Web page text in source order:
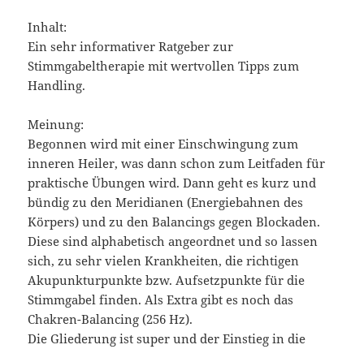
Inhalt:
Ein sehr informativer Ratgeber zur
Stimmgabeltherapie mit wertvollen Tipps zum
Handling.
Meinung:
Begonnen wird mit einer Einschwingung zum
inneren Heiler, was dann schon zum Leitfaden für
praktische Übungen wird. Dann geht es kurz und
bündig zu den Meridianen (Energiebahnen des
Körpers) und zu den Balancings gegen Blockaden.
Diese sind alphabetisch angeordnet und so lassen
sich, zu sehr vielen Krankheiten, die richtigen
Akupunkturpunkte bzw. Aufsetzpunkte für die
Stimmgabel finden. Als Extra gibt es noch das
Chakren-Balancing (256 Hz).
Die Gliederung ist super und der Einstieg in die